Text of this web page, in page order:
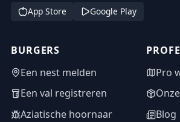
App Store Google Play
BURGERS
Een nest melden
Een val registreren
Aziatische hoornaar
Pro
Blog